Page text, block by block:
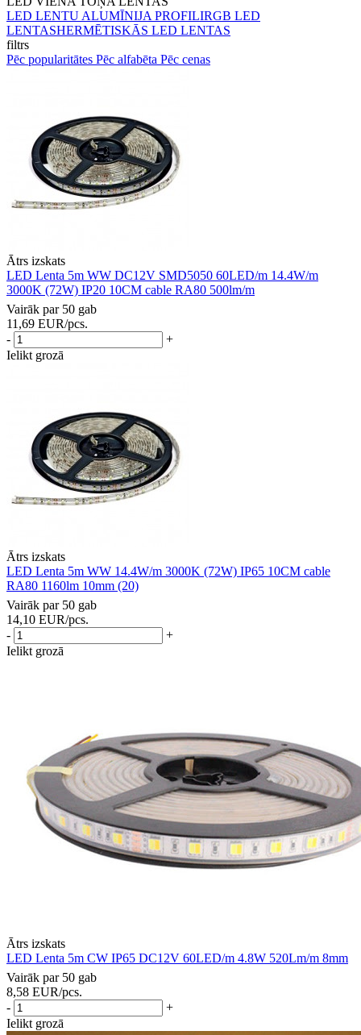
LED LENTU ALUMĪNIJA PROFILIRGB LED
LENTASHERMĒTISKĀS LED LENTAS
filtrs
Pēc popularitātes Pēc alfabēta Pēc cenas
Ātrs izskats
LED Lenta 5m WW DC12V SMD5050 60LED/m 14.4W/m
3000K (72W) IP20 10CM cable RA80 500lm/m
Vairāk par 50 gab
11,69 EUR/pcs.
-
+
Ielikt grozā
Ātrs izskats
LED Lenta 5m WW 14.4W/m 3000K (72W) IP65 10CM cable
RA80 1160lm 10mm (20)
Vairāk par 50 gab
14,10 EUR/pcs.
-
+
Ielikt grozā
Ātrs izskats
LED Lenta 5m CW IP65 DC12V 60LED/m 4.8W 520Lm/m 8mm
Vairāk par 50 gab
8,58 EUR/pcs.
-
+
Ielikt grozā